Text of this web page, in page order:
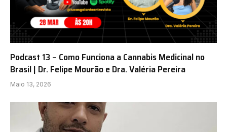
Podcast 13 – Como Funciona a Cannabis Medicinal no
Brasil | Dr. Felipe Mourão e Dra. Valéria Pereira
Maio 13, 2026